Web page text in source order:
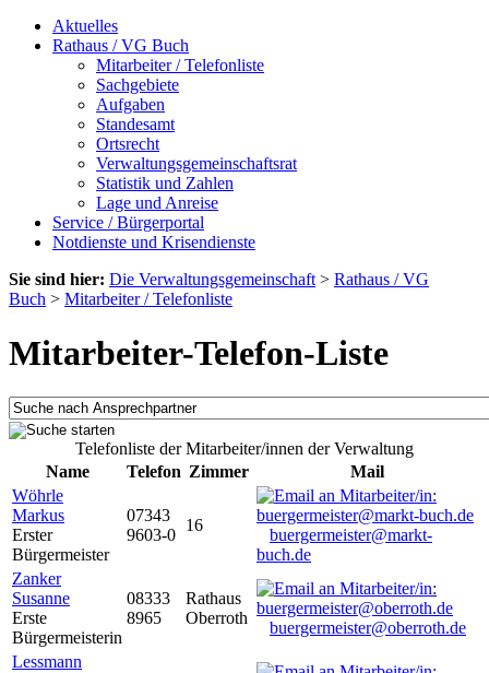
Aktuelles
Rathaus / VG Buch
Mitarbeiter / Telefonliste
Sachgebiete
Aufgaben
Standesamt
Ortsrecht
Verwaltungsgemeinschaftsrat
Statistik und Zahlen
Lage und Anreise
Service / Bürgerportal
Notdienste und Krisendienste
Sie sind hier: Die Verwaltungsgemeinschaft > Rathaus / VG
Buch > Mitarbeiter / Telefonliste
Mitarbeiter-Telefon-Liste
Telefonliste der Mitarbeiter/innen der Verwaltung
Name
Telefon Zimmer
Mail
Wöhrle
Markus
Erster
Bürgermeister
07343
9603-0
16
buergermeister@markt-
buch.de
Zanker
Susanne
Erste
Bürgermeisterin
08333
8965
Rathaus
Oberroth
buergermeister@oberroth.de
Lessmann